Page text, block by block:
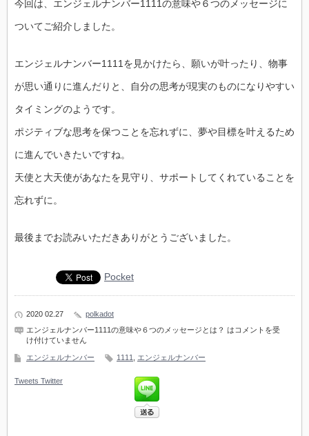
今回は、エンジェルナンバー1111の意味や６つのメッセージに
ついてご紹介しました。
エンジェルナンバー1111を見かけたら、願いが叶ったり、物事
が思い通りに進んだりと、自分の思考が現実のものになりやすい
タイミングのようです。
ポジティブな思考を保つことを忘れずに、夢や目標を叶えるため
に進んでいきたいですね。
天使と大天使があなたを見守り、サポートしてくれていることを
忘れずに。
最後までお読みいただきありがとうございました。
Pocket
2020 02.27
polkadot
エンジェルナンバー1111の意味や６つのメッセージとは？ はコメントを受
け付けていません
エンジェルナンバー 1111, エンジェルナンバー
Tweets Twitter